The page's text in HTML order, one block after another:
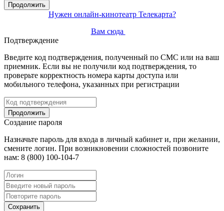
Продолжить
Нужен онлайн-кинотеатр Телекарта?
Вам сюда
Подтверждение
Введите код подтверждения, полученный по СМС или на ваш
приемник. Если вы не получили код подтверждения, то
проверьте корректность номера карты доступа или
мобильного телефона, указанных при регистрации
Продолжить
Создание пароля
Назначьте пароль для входа в личный кабинет и, при желании,
смените логин. При возникновении сложностей позвоните
нам: 8 (800) 100-104-7
Сохранить